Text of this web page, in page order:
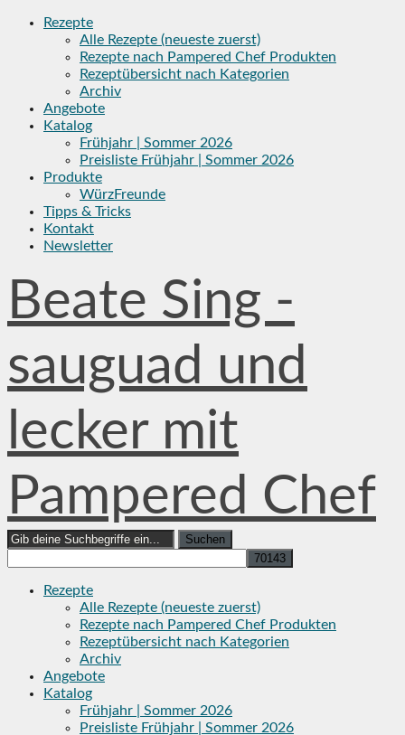
Skip
Rezepte
Alle Rezepte (neueste zuerst)
Rezepte nach Pampered Chef Produkten
Rezeptübersicht nach Kategorien
Archiv
Angebote
Katalog
Frühjahr | Sommer 2026
Preisliste Frühjahr | Sommer 2026
Produkte
WürzFreunde
Tipps & Tricks
Kontakt
Newsletter
Beate Sing -
sauguad und
lecker mit
Pampered Chef
Search
for:
Rezepte
Alle Rezepte (neueste zuerst)
Rezepte nach Pampered Chef Produkten
Rezeptübersicht nach Kategorien
Archiv
Angebote
Katalog
Frühjahr | Sommer 2026
Preisliste Frühjahr | Sommer 2026